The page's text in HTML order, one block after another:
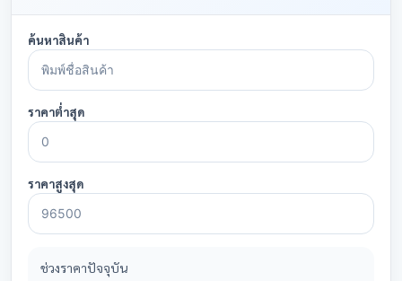
ค้นหาสินค้า
ราคาต่ำสุด
ราคาสูงสุด
ช่วงราคาปัจจุบัน